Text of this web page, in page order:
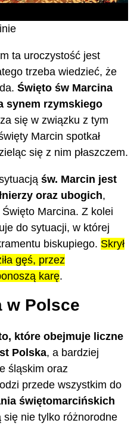
ta uroczystość jest
trzeba wiedzieć, że
Święto św Marcina
synem rzymskiego
się w związku z tym
Marcin spotkał
się z nim płaszczem.
św. Marcin jest
oraz ubogich,
Marcina. Z kolei
do sytuacji, w której
biskupiego. Skrył
gęś, przez
karę.
w Polsce
które obejmuje liczne
Polska, a bardziej
śląskim oraz
przede wszystkim do
świętomarcińskich
się nie tylko różnorodne